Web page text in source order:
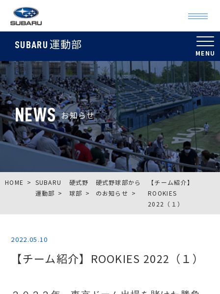
SUBARU 運動部
NEWS お知らせ
HOME
SUBARU
運動部
硬式野
球部
硬式野球部から
のお知らせ
【チーム紹介】
ROOKIES
2022（１）
2022.05.10
【チーム紹介】ROOKIES 2022（１）